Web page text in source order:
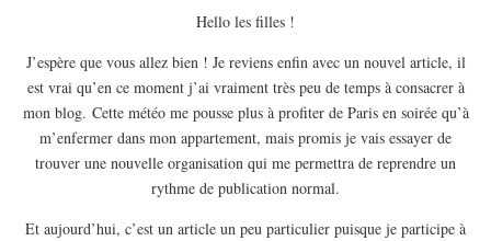
AMÉRIQUE
MEXIQUE
FRANCE
Hello les filles !
J’espère que vous allez bien ! Je reviens enfin avec un nouvel article, il
est vrai qu’en ce moment j’ai vraiment très peu de temps à consacrer à
mon blog. Cette météo me pousse plus à profiter de Paris en soirée qu’à
m’enfermer dans mon appartement, mais promis je vais essayer de
trouver une nouvelle organisation qui me permettra de reprendre un
rythme de publication normal.
Et aujourd’hui, c’est un article un peu particulier puisque je participe à